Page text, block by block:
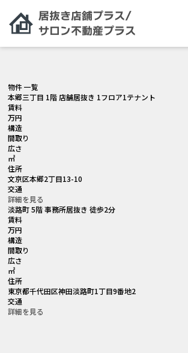
物件 一覧
本郷三丁目 1階 店舗居抜き 1フロア1テナント
賃料
万円
構造
間取り
広さ
㎡
住所
文京区本郷2丁目13-10
交通
詳細を見る
淡路町 5階 事務所居抜き 徒歩2分
賃料
万円
構造
間取り
広さ
㎡
住所
東京都千代田区神田淡路町1丁目9番地2
交通
詳細を見る